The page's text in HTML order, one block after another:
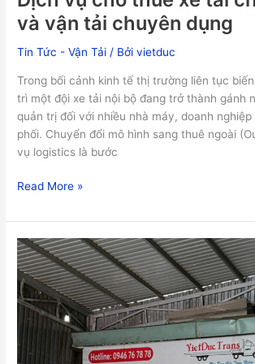
và vận tải chuyên dụng
Tin Tức - Vận Tải / Bởivietduc
Trong bối cảnh kinh tế thị trường liên tục
trì một đội xe tải nội bộ đang trở thành gánh
quản trị đối với nhiều nhà máy, doanh
phối. Chuyển đổi mô hình sang thuê ngoài
vụ logistics là bước
Read More »
Dịch
vụ
chành
xe
gửi
hàng